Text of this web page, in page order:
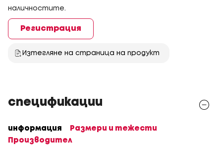
наличностите.
Регистрация
Изтегляне на страница на продукт
спецификации
информация
Размери и тежести
Производител